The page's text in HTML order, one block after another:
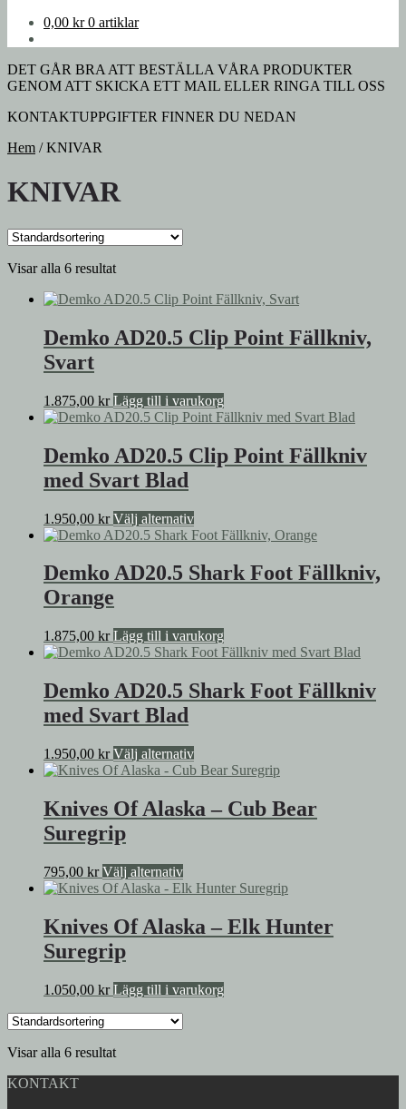
0,00 kr 0 artiklar
DET GÅR BRA ATT BESTÄLLA VÅRA PRODUKTER
GENOM ATT SKICKA ETT MAIL ELLER RINGA TILL OSS
KONTAKTUPPGIFTER FINNER DU NEDAN
Hem /KNIVAR
KNIVAR
Visar alla 6 resultat
Demko AD20.5 Clip Point Fällkniv,
Svart
1.875,00 kr Lägg till i varukorg
Demko AD20.5 Clip Point Fällkniv
med Svart Blad
1.950,00 kr Välj alternativDen
här
har
flera
olika
alternativen
väljas
på
Demko AD20.5 Shark Foot Fällkniv,
Orange
1.875,00 kr Lägg till i varukorg
Demko AD20.5 Shark Foot Fällkniv
med Svart Blad
1.950,00 kr Välj alternativDen
här
flera
alternativen
kan
på
Knives Of Alaska – Cub Bear
Suregrip
795,00 kr Välj alternativDen
här
har
flera
olika
alternativen
kan
väljas
Knives Of Alaska – Elk Hunter
Suregrip
1.050,00 kr Lägg till i varukorg
Visar alla 6 resultat
KONTAKT